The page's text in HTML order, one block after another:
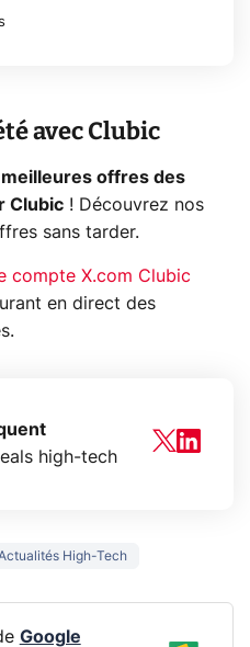
avec Clubic
meilleures offres des
Clubic ! Découvrez nos
sans tarder.
compte X.com Clubic
en direct des
high-tech
High-Tech
Google